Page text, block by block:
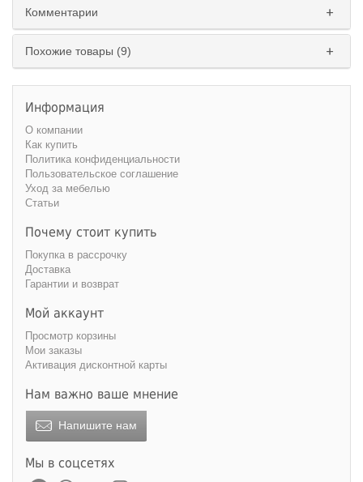
Комментарии
Похожие товары (9)
Информация
О компании
Как купить
Политика конфиденциальности
Пользовательское соглашение
Уход за мебелью
Статьи
Почему стоит купить
Покупка в рассрочку
Доставка
Гарантии и возврат
Мой аккаунт
Просмотр корзины
Мои заказы
Активация дисконтной карты
Нам важно ваше мнение
Напишите нам
Мы в соцсетях